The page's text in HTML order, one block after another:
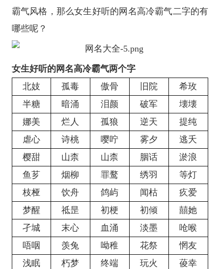
霸气风格，那么女生好听的网名高冷霸气二字的有
哪些呢？
女生好听的网名高冷霸气两个字
北妓
孤毒 傲骨 旧院
希玫
半糖
暗涌 泪颜 破军
壊壊
娜美
烂人 孤狼 逆天
提纯
虐心
诗桃 嘤咛 雾夕
逃夭
樱甜
山柰 山柰 胭话
淤浪
鱼芗
烟柳 罪鹜 绣羽
等灯
枝桠
饮舟 鸽屿 闻枯
疚爱
梦醒
祗昰 初梗 初倾
囍她
孑城
末心 血涌 淡墨
呛喉
唔咽
羡兔 呦稚 花祭
惘友
浅眠
朽梦 终端 玩火
葰幸